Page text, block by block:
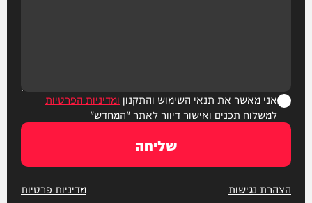
אני מאשר את תנאי השימוש והתקנון ומדיניות הפרטיות
למשלוח תכנים ואישור דיוור לאתר "המחדש"
שליחה
הצהרת נגישות מדיניות פרטיות